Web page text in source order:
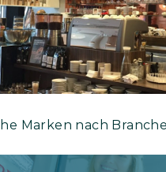
Marken nach